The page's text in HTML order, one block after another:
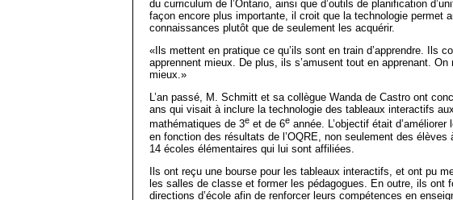
du curriculum de l’Ontario, ainsi que d’outils de planification
façon encore plus importante, il croit que la technologie permet
connaissances plutôt que de seulement les acquérir.
«Ils mettent en pratique ce qu’ils sont en train d’apprendre. Ils
apprennent mieux. De plus, ils s’amusent tout en apprenant. On
mieux.»
L’an passé, M. Schmitt et sa collègue Wanda de Castro ont
ans qui visait à inclure la technologie des tableaux interactifs
mathématiques de 3e et de 6e année. L’objectif était
en fonction des résultats de l’OQRE, non seulement des
14 écoles élémentaires qui lui sont affiliées.
Ils ont reçu une bourse pour les tableaux interactifs, et ont pu
les salles de classe et former les pédagogues. En outre, ils ont
directions d’école afin de renforcer leurs compétences en